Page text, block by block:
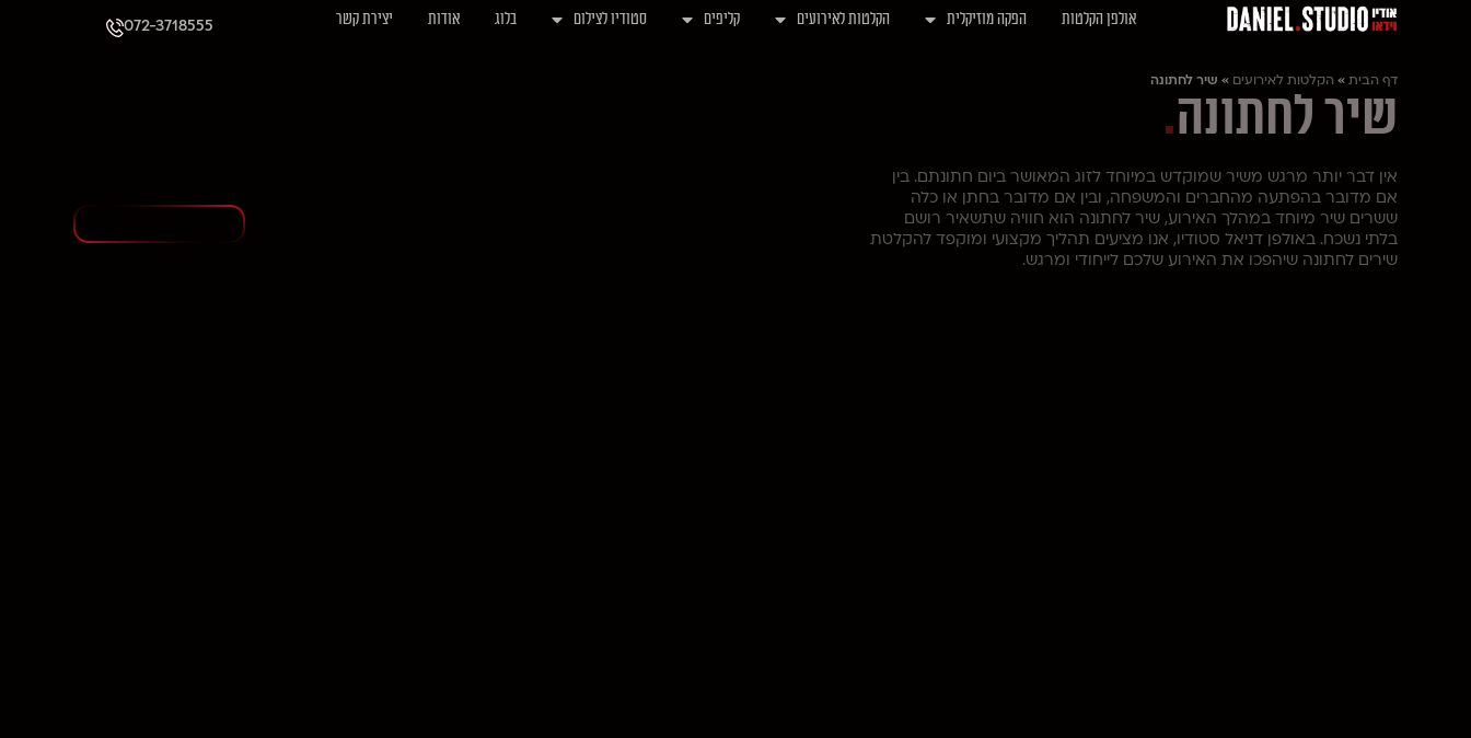
אולפן הקלטות הפקה מוזיקלית הקלטות לאירועים קליפים סטודיו לצילום בלוג אודות יצירת קשר 072-3718555
דף הבית » הקלטות לאירועים » שיר לחתונה
שיר לחתונה.
אין דבר יותר מרגש משיר שמוקדש במיוחד לזוג המאושר ביום חתונתם. בין
אם מדובר בהפתעה מהחברים והמשפחה, ובין אם מדובר בחתן או כלה
ששרים שיר מיוחד במהלך האירוע, שיר לחתונה הוא חוויה שתשאיר רושם
בלתי נשכח. באולפן דניאל סטודיו, אנו מציעים תהליך מקצועי ומוקפד להקלטת
שירים לחתונה שיהפכו את האירוע שלכם לייחודי ומרגש.